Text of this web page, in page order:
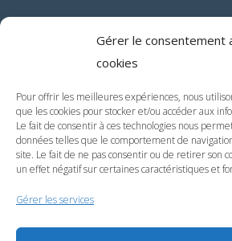
Gérer le consentement
cookies
Pour offrir les meilleures expériences, nous
que les cookies pour stocker et/ou accéder aux
Le fait de consentir à ces technologies nous
données telles que le comportement de
site. Le fait de ne pas consentir ou de retirer son
un effet négatif sur certaines caractéristiques et
Gérer les services
AQ Private Label / Belle en Mer –